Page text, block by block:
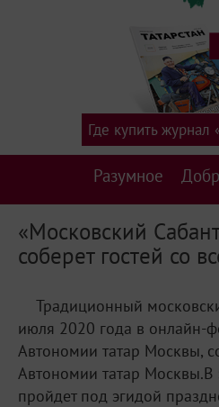
Разумное
Где купить журнал
«Московский
соберет гостей со
Традиционный
июля 2020 года в онлайн-
Автономии татар Москвы,
Автономии татар Москвы.В
пройдет под эгидой